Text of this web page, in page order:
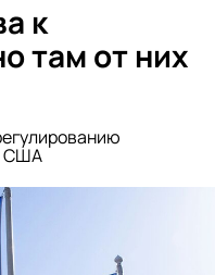
к
там от них
США